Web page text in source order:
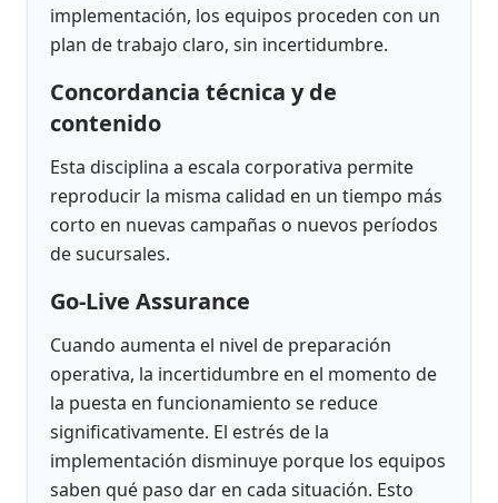
implementación, los equipos proceden con un
plan de trabajo claro, sin incertidumbre.
Concordancia técnica y de
contenido
Esta disciplina a escala corporativa permite
reproducir la misma calidad en un tiempo más
corto en nuevas campañas o nuevos períodos
de sucursales.
Go-Live Assurance
Cuando aumenta el nivel de preparación
operativa, la incertidumbre en el momento de
la puesta en funcionamiento se reduce
significativamente. El estrés de la
implementación disminuye porque los equipos
saben qué paso dar en cada situación. Esto